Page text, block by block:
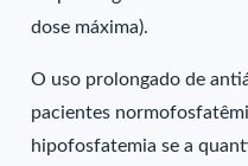
dose máxima).
O uso prolongado de
pacientes
hipofosfatemia se a